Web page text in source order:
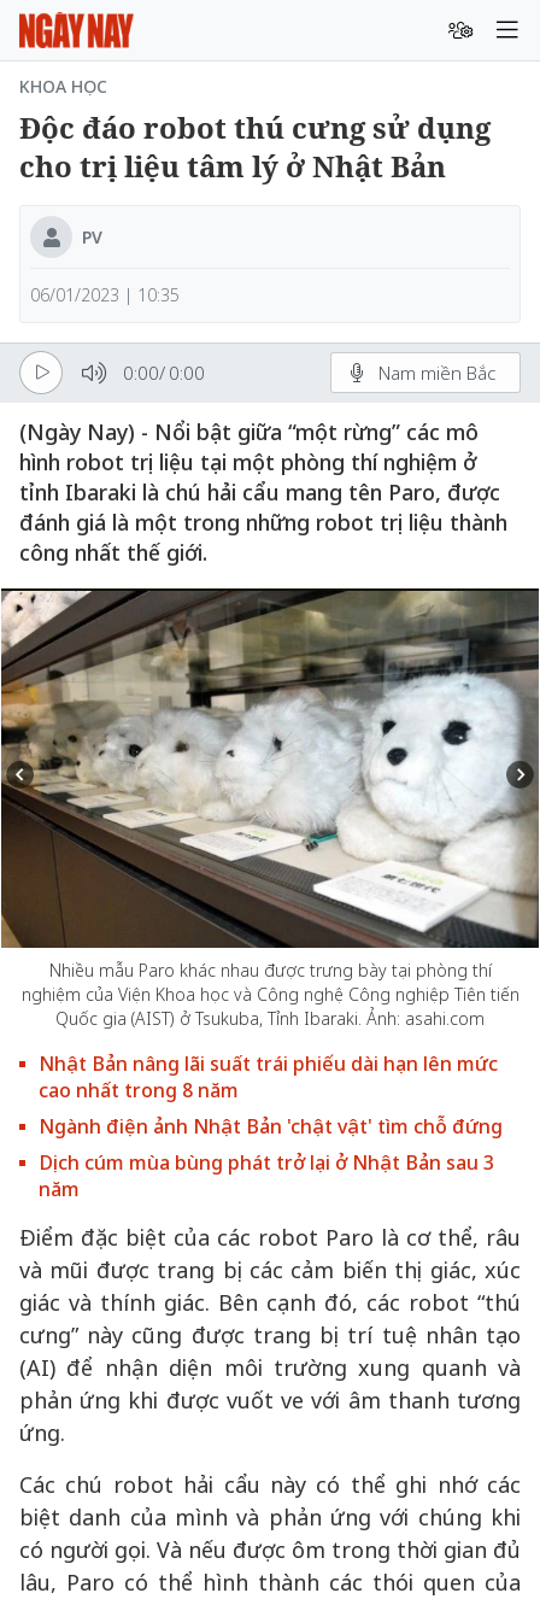
KHOA HỌC
Độc đáo robot thú cưng sử dụng
cho trị liệu tâm lý ở Nhật Bản
PV
06/01/2023 | 10:35
0:00/ 0:00 Nam miền Bắc
(Ngày Nay) - Nổi bật giữa “một rừng” các mô
hình robot trị liệu tại một phòng thí nghiệm ở
tỉnh Ibaraki là chú hải cẩu mang tên Paro, được
đánh giá là một trong những robot trị liệu thành
công nhất thế giới.
Nhiều mẫu Paro khác nhau được trưng bày tại phòng thí
nghiệm của Viện Khoa học và Công nghệ Công nghiệp Tiên tiến
Quốc gia (AIST) ở Tsukuba, Tỉnh Ibaraki. Ảnh: asahi.com
Nhật Bản nâng lãi suất trái phiếu dài hạn lên mức
cao nhất trong 8 năm
Ngành điện ảnh Nhật Bản 'chật vật' tìm chỗ đứng
Dịch cúm mùa bùng phát trở lại ở Nhật Bản sau 3
năm
Điểm đặc biệt của các robot Paro là cơ thể, râu
và mũi được trang bị các cảm biến thị giác, xúc
giác và thính giác. Bên cạnh đó, các robot “thú
cưng” này cũng được trang bị trí tuệ nhân tạo
(AI) để nhận diện môi trường xung quanh và
phản ứng khi được vuốt ve với âm thanh tương
ứng.
Các chú robot hải cẩu này có thể ghi nhớ các
biệt danh của mình và phản ứng với chúng khi
có người gọi. Và nếu được ôm trong thời gian đủ
lâu, Paro có thể hình thành các thói quen của